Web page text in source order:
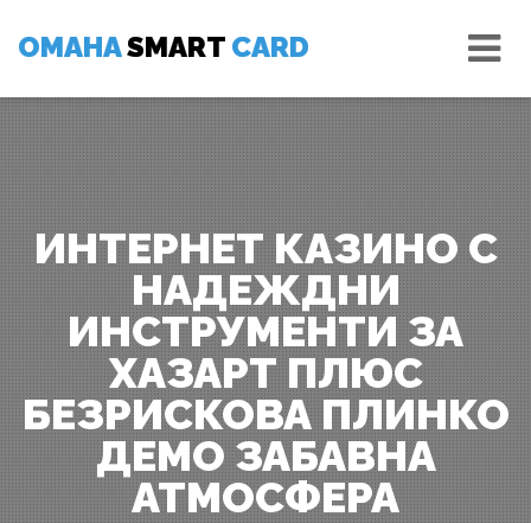
content
OMAHASMART CARD
ИНТЕРНЕТ КАЗИНО С
НАДЕЖДНИ
ИНСТРУМЕНТИ ЗА
ХАЗАРТ ПЛЮС
БЕЗРИСКОВА ПЛИНКО
ДЕМО ЗАБАВНА
АТМОСФЕРА